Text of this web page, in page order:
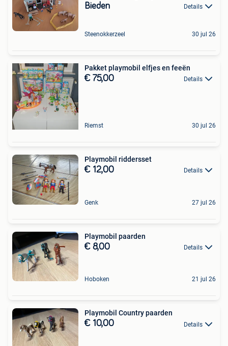
Bieden Details
Steenokkerzeel 30 jul 26
Pakket playmobil elfjes en feeën
€ 75,00 Details
Riemst 30 jul 26
Playmobil riddersset
€ 12,00 Details
Genk 27 jul 26
Playmobil paarden
€ 8,00 Details
Hoboken 21 jul 26
Playmobil Country paarden
€ 10,00 Details